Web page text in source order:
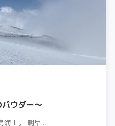
ウダー～
海山。 朝早...